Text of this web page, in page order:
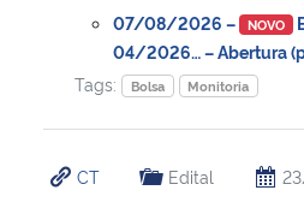
Ministério da Ciência, Tecnologia, Inovações
Ministério do Turismo
07/08/2026 – NOVO
04/2026… – Abertura
Tags:
Bolsa Monitoria
CT Edital